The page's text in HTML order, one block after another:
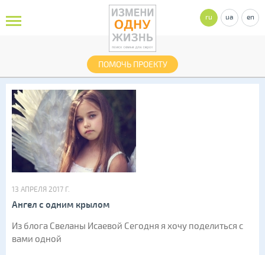
ПОМОЧЬ ПРОЕКТУ
ru ua en
13 АПРЕЛЯ 2017 Г.
Ангел с одним крылом
Из блога Свеланы Исаевой Сегодня я хочу поделиться с
вами одной